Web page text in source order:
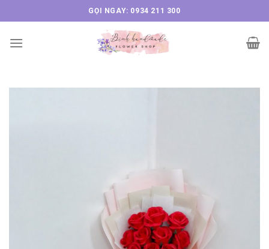
to
content
GỌI NGAY: 0934 211 300